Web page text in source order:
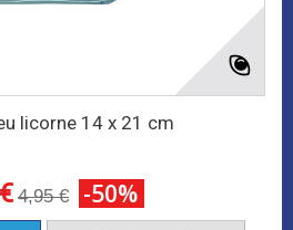
licorne 14 x 21 cm
4,95 € -50%